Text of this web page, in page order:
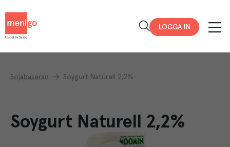
LOGGA IN
Sojabaserad Soygurt Naturell 2,2%
Soygurt Naturell 2,2%